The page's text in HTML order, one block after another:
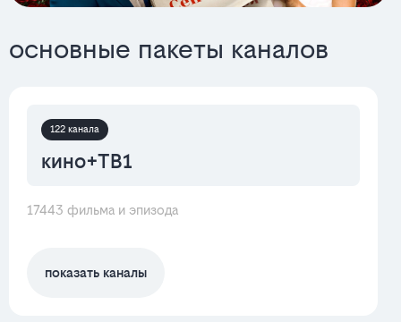
основные пакеты каналов
122 канала
кино+ТВ1
17443 фильма и эпизода
показать каналы